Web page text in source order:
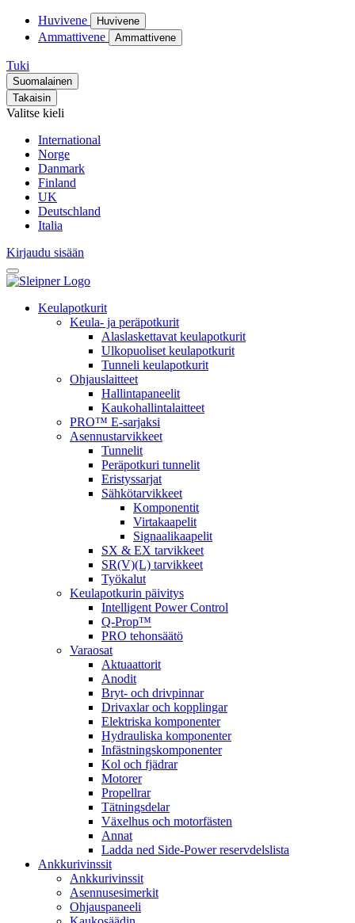
Huvivene Huvivene
Ammattivene Ammattivene
Tuki
Suomalainen
Takaisin
Valitse kieli
International
Norge
Danmark
Finland
UK
Deutschland
Italia
Kirjaudu sisään
Keulapotkurit
Keula- ja peräpotkurit
Alaslaskettavat keulapotkurit
Ulkopuoliset keulapotkurit
Tunneli keulapotkurit
Ohjauslaitteet
Hallintapaneelit
Kaukohallintalaitteet
PRO™ E-sarjaksi
Asennustarvikkeet
Tunnelit
Peräpotkuri tunnelit
Eristyssarjat
Sähkötarvikkeet
Komponentit
Virtakaapelit
Signaalikaapelit
SX & EX tarvikkeet
SR(V)(L) tarvikkeet
Työkalut
Keulapotkurin päivitys
Intelligent Power Control
Q-Prop™
PRO tehonsäätö
Varaosat
Aktuaattorit
Anodit
Bryt- och drivpinnar
Drivaxlar och kopplingar
Elektriska komponenter
Hydrauliska komponenter
Infästningskomponenter
Kol och fjädrar
Motorer
Propellrar
Tätningsdelar
Växelhus och motorfästen
Annat
Ladda ned Side-Power reservdelslista
Ankkurivinssit
Ankkurivinssit
Asennusesimerkit
Ohjauspaneeli